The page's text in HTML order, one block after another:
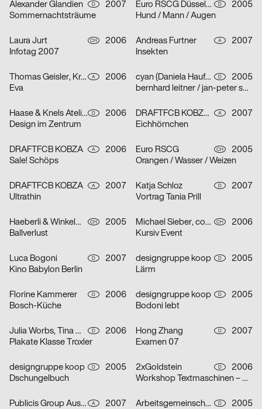
Alexander Glandien D
2007
Sommernachtsträume
Euro RSCG Düsseldorf D
2005
Hund / Mann / Augen
Laura Jurt CH
2006
Infotag 2007
Andreas Furtner A
2007
Insekten
Thomas Geisler, Kramar, Christof Nardin A
2006
Eva
cyan (Daniela Haufe + Detlef Fiedler) D
2005
bernhard leitner / jan-peter sonntag
Haase & Knels Atelier für Gestaltung D
2006
Design im Zentrum
DRAFTFCB KOBZA, Andreas Furtner A
2007
Eichhörnchen
DRAFTFCB KOBZA A
2006
Sale! Schöps
Euro RSCG CH
2005
Orangen / Wasser / Weizen
DRAFTFCB KOBZA A
2007
Ultrathin
Katja Schloz D
2007
Vortrag Tania Prill
Haeberli & Winkelmann CH
2005
Ballverlust
Michael Sieber, cosmic.ch/dbmb CH
2006
Kursiv Event
Luca Bogoni D
2007
Kino Babylon Berlin
designgruppe koop D
2005
Lärm
Florine Kammerer D
2006
Bosch-Küche
designgruppe koop D
2005
Bodoni lebt
Julia Worbs, Tina Worbs D
2006
Plakate Klasse Troxler
Hong Zhang D
2007
Examen 07
designgruppe koop D
2005
Dschungelbuch
2xGoldstein D
2006
Workshop Textmaschinen – Maschinentext
Publicis Group Austria GmbH, Evelina Sava A
2007
Arbeitsgemeinschaft für visuelle und verbale Kommunikation Uwe Loesch D
2005